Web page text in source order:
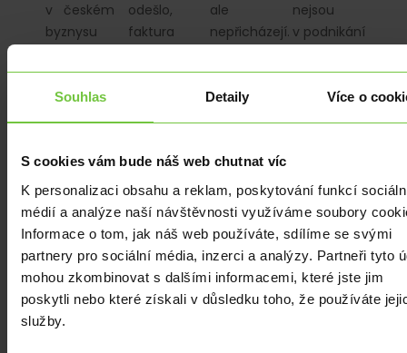
Souhlas Detaily Více o
S cookies vám bude náš web chutnat víc
K personalizaci obsahu a reklam, poskytování funkcí
médií a analýze naší návštěvnosti využíváme soubory
Informace o tom, jak náš web používáte, sdílíme se svými
partnery pro sociální média, inzerci a analýzy. Partneři tyto
mohou zkombinovat s dalšími informacemi, které jste jim
poskytli nebo které získali v důsledku toho, že používáte
služby.
v českém
byznysu
zdrojem
právních
sporů.
u jiných
kontraktů
je plnění
jasně
dané, u
„díla“ –
ať už…
odešlo,
faktura
proplacena
sedí.
může
vaše firma
s odstupem
času čelit
zmrazení
účtů nebo
vyšetřování…
ale
nepřicházejí.
k internetovému
bankovnictví
je
a banka
na
konkrétní
dotazy
odpovídá
jen
obecnými…
nejsou
v podnikání
náhodou,
důsledkem
Většinu
pohledávek
po
splatnosti
lze
přitom…